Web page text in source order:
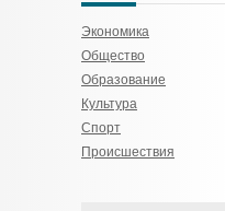
Экономика
Общество
Образование
Культура
Спорт
Происшествия